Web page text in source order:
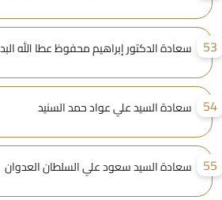
سعادة الدكتور إبراهيم محفوظ عطا الله البدور
سعادة السيد علي عواد حمد السنيد
سعادة السيد سعود علي السلطان العدوان